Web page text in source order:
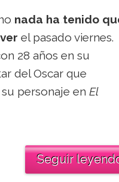
nada ha tenido
el pasado viernes.
28 años en su
del Oscar que
personaje en El
Seguir